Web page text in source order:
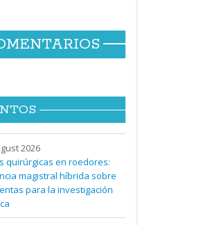
2026
quirúrgicas en roedores:
magistral híbrida sobre
para la investigación